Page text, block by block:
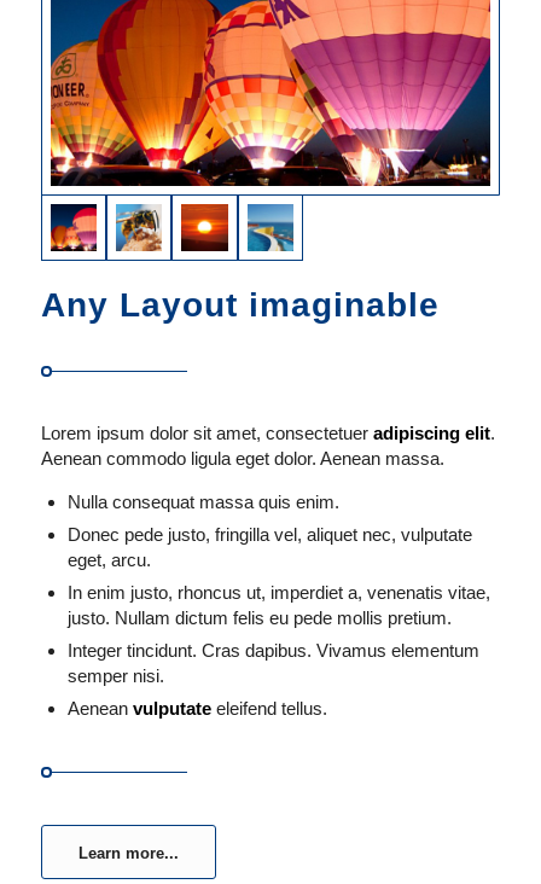
Any Layout imaginable
Lorem ipsum dolor sit amet, consectetuer adipiscing elit.
Aenean commodo ligula eget dolor. Aenean massa.
Nulla consequat massa quis enim.
Donec pede justo, fringilla vel, aliquet nec, vulputate
eget, arcu.
In enim justo, rhoncus ut, imperdiet a, venenatis vitae,
justo. Nullam dictum felis eu pede mollis pretium.
Integer tincidunt. Cras dapibus. Vivamus elementum
semper nisi.
Aenean vulputateeleifend tellus.
Learn more...